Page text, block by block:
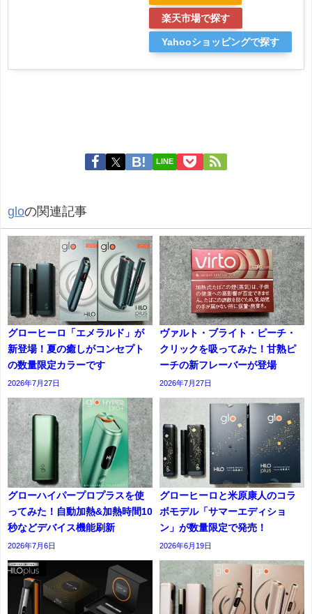
楽天市場で探す
Yahooショッピングで探す
LINE
gloの関連記事
グローヒーロ「エメラルド」が
新登場！夏の癒しがコンセプト
の数量限定カラーです
2026年7月27日
ヴァルト・ブライト・ピーチ・
クリックを吸ってみた！甘熟ピ
ーチの新フレーバーが登場
2026年7月27日
グローハイパープロプラスを使
ってみた！自動加熱&加熱時間10
秒などデバイス機能刷新
2026年7月6日
グローヒーロと米原康人のコラ
ボモデル「サマーエディショ
ン」が数量限定で発売！
2026年6月19日